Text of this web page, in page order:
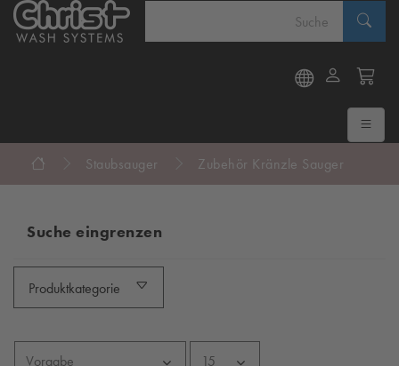
Staubsauger Zubehör Kränzle Sauger
Suche eingrenzen
Produktkategorie